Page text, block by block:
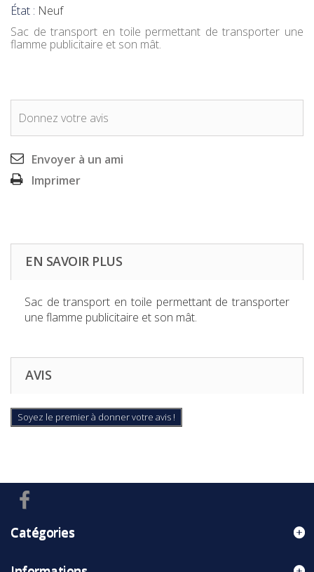
État : Neuf
Sac de transport en toile permettant de transporter une
flamme publicitaire et son mât.
Donnez votre avis
Envoyer à un ami
Imprimer
EN SAVOIR PLUS
Sac de transport en toile permettant de transporter
une flamme publicitaire et son mât.
AVIS
Soyez le premier à donner votre avis !
Catégories